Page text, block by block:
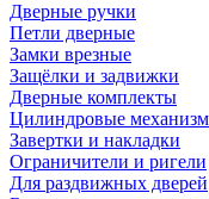
Дверные ручки
Петли дверные
Замки врезные
Защёлки и задвижки
Дверные комплекты
Цилиндровые
Завертки и накладки
Ограничители и ригели
Для раздвижных дверей